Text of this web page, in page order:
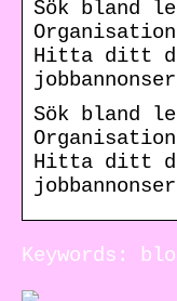
Sök bland
Hitta ditt
Sök bland
Hitta ditt
Keywords: